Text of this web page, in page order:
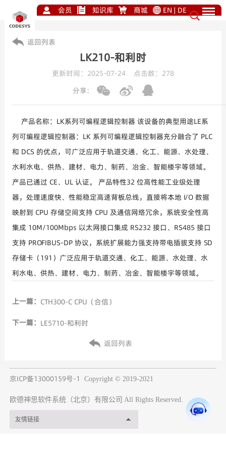
会员 知识库 商城 EN | DE
返回列表
LK210-和利时
更新时间：2025-07-24 点击数： 278
分享:
产品名称：LK系列可编程逻辑控制器 该设备的典型用途LE系
列可编程逻辑控制器：LK 系列可编程逻辑控制器充分融合了 PLC
和 DCS 的优点，可广泛应用于轨道交通、化工、能源、水处理、
水利水电、供热、建材、电力、制药、冶金、智能楼宇等领域。
产品已通过 CE、UL 认证。 产品特性32 位高性能工业级处理
器，处理速度快、性能稳定高速背板总线，直接将本地 I/O 数据
映射到 CPU 存储空间支持 CPU 及通信网络冗余，系统安全性高
集成 10M/100Mbps 以太网接口集成 RS232 接口、RS485 接口
支持 PROFIBUS-DP 协议，系统扩展能力强支持带电插拔支持 SD
存储卡（191）广泛应用于轨道交通、化工、能源、水处理、水
利水电、供热、建材、电力、制药、冶金、智能楼宇等领域。
上一篇： CTH300-C CPU（合信）
下一篇： LE5710-和利时
返回列表
京ICP备13000159号-1 Copyright © 2019-2021
欧德神思软件系统（北京）有限公司 All Rights Reserved.